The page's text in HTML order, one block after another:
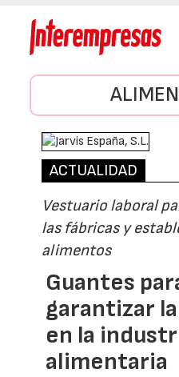
ACTUALIDAD
Vestuario laboral
las fábricas y
alimentos
Guantes
garantizar
en la
alimentaria